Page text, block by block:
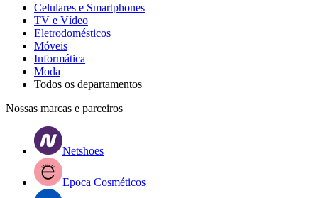
Celulares e Smartphones
TV e Vídeo
Eletrodomésticos
Móveis
Informática
Moda
Todos os departamentos
Nossas marcas e parceiros
Netshoes
Epoca Cosméticos